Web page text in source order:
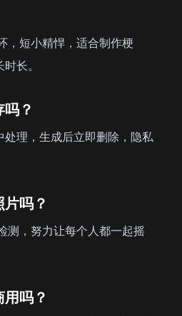
，短小精悍，适合制作梗
长。
？
理，生成后立即删除，隐私
吗？
测，努力让每个人都一起摇
吗？